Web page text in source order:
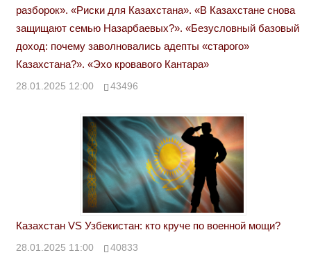
разборок». «Риски для Казахстана». «В Казахстане снова
защищают семью Назарбаевых?». «Безусловный базовый
доход: почему заволновались адепты «старого»
Казахстана?». «Эхо кровавого Кантара»
28.01.2025 12:00 43496
Казахстан VS Узбекистан: кто круче по военной мощи?
28.01.2025 11:00 40833